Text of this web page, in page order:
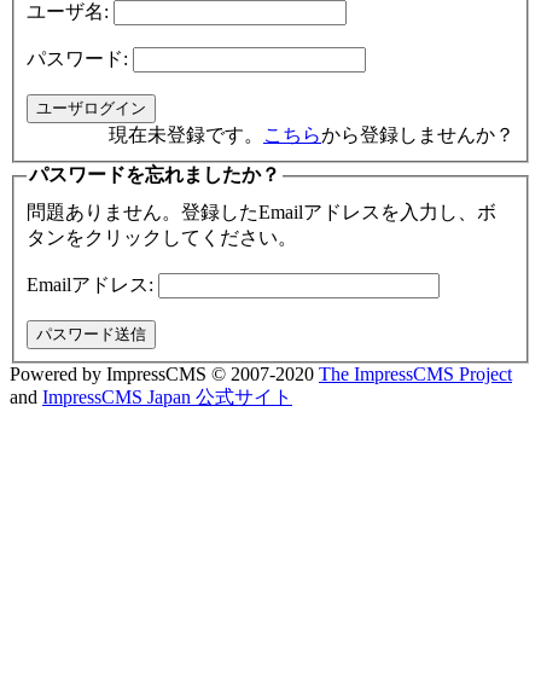
ユーザ名:
パスワード:
現在未登録です。 こちらから登録しませんか？
パスワードを忘れましたか？
問題ありません。登録したEmailアドレスを入力し、ボ
タンをクリックしてください。
Emailアドレス:
Powered by ImpressCMS © 2007-2020 The ImpressCMS Project
and ImpressCMS Japan 公式サイト